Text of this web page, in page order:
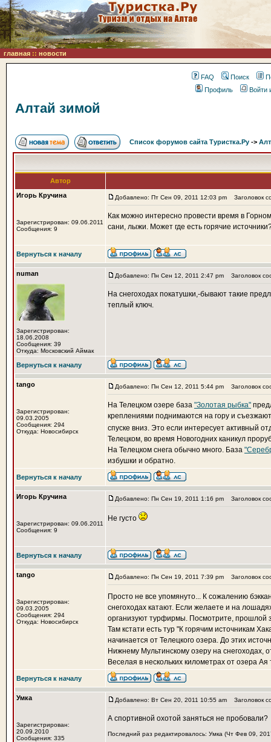
главная :: новости
FAQ Поиск
Профиль
Войти
Алтай зимой
Список форумов сайта Туристка.Ру ->
Автор
Игорь Кручина
Зарегистрирован: 09.06.2011
Сообщения: 9
Добавлено: Пт Сен 09, 2011 12:03 pm Заголовок
Как можно интересно провести время в
сани, лыжи. Может где есть горячие
Вернуться к началу
numan
Зарегистрирован:
18.06.2008
Сообщения: 39
Откуда: Московский Аймак
Добавлено: Пн Сен 12, 2011 2:47 pm Заголовок
На снегоходах покатушки,-бывают такие
теплый ключ.
Вернуться к началу
tango
Зарегистрирован:
09.03.2005
Сообщения: 294
Откуда: Новосибирск
Добавлено: Пн Сен 12, 2011 5:44 pm Заголовок
На Телецком озере база "Золотая рыбка"
креплениями поднимаются на гору и
спуске вниз. Это если интересует активный
Телецком, во время Новогодних каникул
На Телецком снега обычно много. База
избушки и обратно.
Вернуться к началу
Игорь Кручина
Зарегистрирован: 09.06.2011
Сообщения: 9
Добавлено: Пн Сен 19, 2011 1:16 pm Заголовок
Не густо
Вернуться к началу
tango
Зарегистрирован:
09.03.2005
Сообщения: 294
Откуда: Новосибирск
Добавлено: Пн Сен 19, 2011 7:39 pm Заголовок
Просто не все упомянуто... К сожалению
снегоходах катают. Если желаете и на
организуют турфирмы. Посмотрите, прошлой
Там кстати есть тур "К горячим источникам
начинается от Телецкого озера. До этих
Нижнему Мультинскому озеру на снегоходах,
Веселая в нескольких километрах от озера
Вернуться к началу
Умка
Зарегистрирован:
20.09.2010
Сообщения: 335
Добавлено: Вт Сен 20, 2011 10:55 am Заголовок
А спортивной охотой заняться не пробовали?
Последний раз редактировалось: Умка (Чт Фев 09,